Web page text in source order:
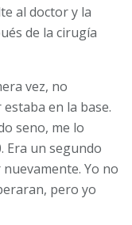
al doctor y la
de la cirugía
vez, no
en la base.
seno, me lo
Era un segundo
Yo no
pero yo